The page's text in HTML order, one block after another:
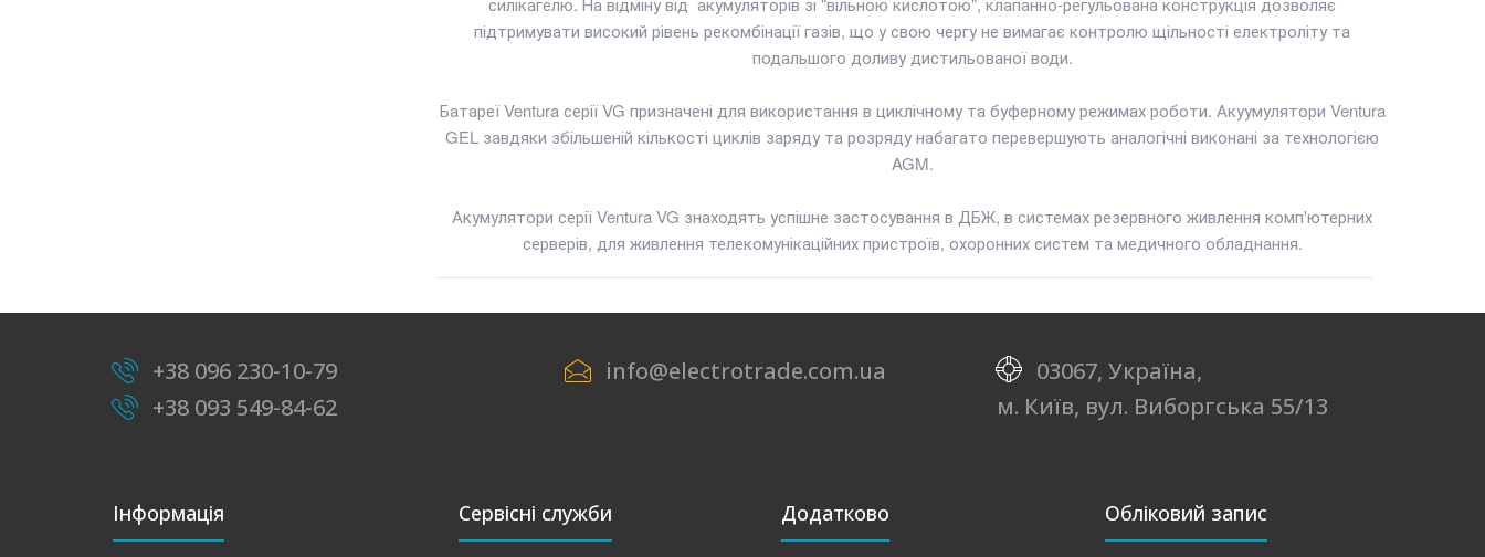
підтримувати високий рівень рекомбінації газів, що у свою чергу не вимагає контролю щільності електроліту та
подальшого доливу дистильованої води.
Батареї Ventura серії VG призначені для використання в циклічному та буферному режимах роботи. Акуумулятори Ventura
GEL завдяки збільшеній кількості циклів заряду та розряду набагато перевершують аналогічні виконані за технологією
AGM.
Акумулятори серії Ventura VG знаходять успішне застосування в ДБЖ, в системах резервного живлення комп'ютерних
серверів, для живлення телекомунікаційних пристроїв, охоронних систем та медичного обладнання.
+38 096 230-10-79
+38 093 549-84-62
info@electrotrade.com.ua
03067, Україна,
м. Київ, вул. Виборгська 55/13
Інформація Сервісні служби Додатково Обліковий запис